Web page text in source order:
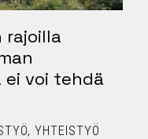
rajoilla
voi tehdä
YHTEISTYÖ